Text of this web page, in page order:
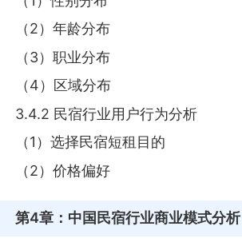
（2）年龄分布
（3）职业分布
（4）区域分布
3.4.2 民宿行业用户行为分析
（1）选择民宿短租目的
（2）价格偏好
第4章 ：中国民宿行业商业模式分析